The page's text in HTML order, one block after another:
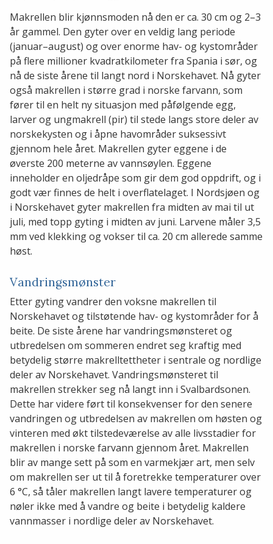
Makrellen blir kjønnsmoden nå den er ca. 30 cm og 2–3
år gammel. Den gyter over en veldig lang periode
(januar–august) og over enorme hav- og kystområder
på flere millioner kvadratkilometer fra Spania i sør, og
nå de siste årene til langt nord i Norskehavet. Nå gyter
også makrellen i større grad i norske farvann, som
fører til en helt ny situasjon med påfølgende egg,
larver og ungmakrell (pir) til stede langs store deler av
norskekysten og i åpne havområder suksessivt
gjennom hele året. Makrellen gyter eggene i de
øverste 200 meterne av vannsøylen. Eggene
inneholder en oljedråpe som gir dem god oppdrift, og i
godt vær finnes de helt i overflatelaget. I Nordsjøen og
i Norskehavet gyter makrellen fra midten av mai til ut
juli, med topp gyting i midten av juni. Larvene måler 3,5
mm ved klekking og vokser til ca. 20 cm allerede samme
høst.
Vandringsmønster
Etter gyting vandrer den voksne makrellen til
Norskehavet og tilstøtende hav- og kystområder for å
beite. De siste årene har vandringsmønsteret og
utbredelsen om sommeren endret seg kraftig med
betydelig større makrelltettheter i sentrale og nordlige
deler av Norskehavet. Vandringsmønsteret til
makrellen strekker seg nå langt inn i Svalbardsonen.
Dette har videre ført til konsekvenser for den senere
vandringen og utbredelsen av makrellen om høsten og
vinteren med økt tilstedeværelse av alle livsstadier for
makrellen i norske farvann gjennom året. Makrellen
blir av mange sett på som en varmekjær art, men selv
om makrellen ser ut til å foretrekke temperaturer over
6 °C, så tåler makrellen langt lavere temperaturer og
nøler ikke med å vandre og beite i betydelig kaldere
vannmasser i nordlige deler av Norskehavet.